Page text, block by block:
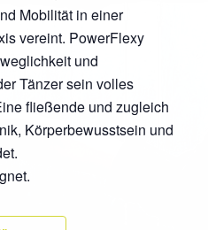
Mobilität in einer
vereint. PowerFlexy
und
Tänzer sein volles
fließende und zugleich
Körperbewusstsein und